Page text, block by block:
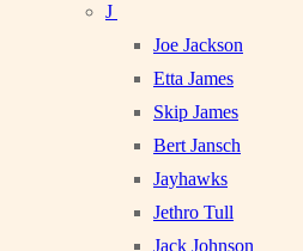
J
Joe Jackson
Etta James
Skip James
Bert Jansch
Jayhawks
Jethro Tull
Jack Johnson